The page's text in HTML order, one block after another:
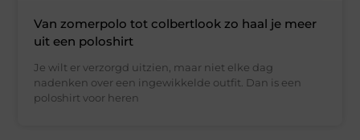
Van zomerpolo tot colbertlook zo haal je meer
uit een poloshirt
Je wilt er verzorgd uitzien, maar niet elke dag
nadenken over een ingewikkelde outfit. Dan is een
poloshirt voor heren